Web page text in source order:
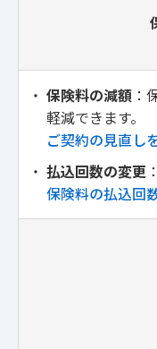
・ 保険料の減額：
軽減できます。
ご契約の見直し
・ 払込回数の変更
保険料の払込回